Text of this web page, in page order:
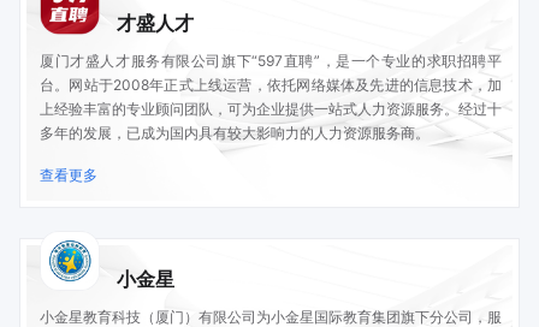
才盛人才
厦门才盛人才服务有限公司旗下“597直聘”，是一个专业的求职招聘平
台。网站于2008年正式上线运营，依托网络媒体及先进的信息技术，加
上经验丰富的专业顾问团队，可为企业提供一站式人力资源服务。经过十
多年的发展，已成为国内具有较大影响力的人力资源服务商。
查看更多
小金星
小金星教育科技（厦门）有限公司为小金星国际教育集团旗下分公司，服